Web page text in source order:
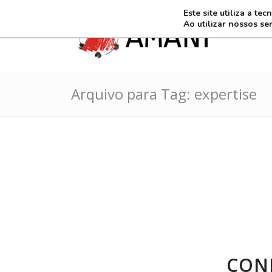
Arquivo para Tag: expertise
Este site utiliza a
Ao utilizar nossos